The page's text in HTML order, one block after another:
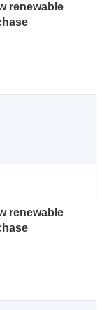
renewable
renewable